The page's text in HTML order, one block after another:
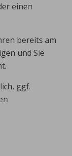
einen
bereits am
und Sie
ggf.